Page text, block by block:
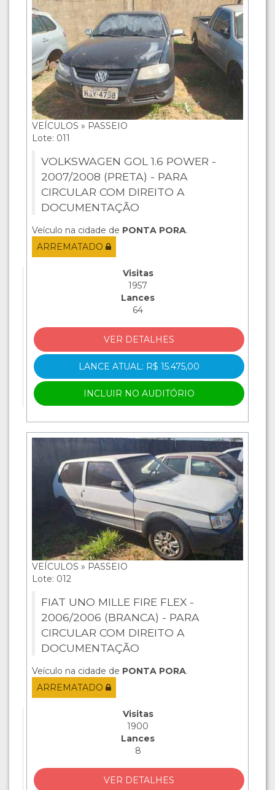
VEÍCULOS » PASSEIO
Lote: 011
VOLKSWAGEN GOL 1.6 POWER -
2007/2008 (PRETA) - PARA
CIRCULAR COM DIREITO A
DOCUMENTAÇÃO
Veículo na cidade de PONTA PORA.
ARREMATADO
Visitas
1957
Lances
64
VER DETALHES
LANCE ATUAL: R$ 15.475,00
INCLUIR NO AUDITÓRIO
VEÍCULOS » PASSEIO
Lote: 012
FIAT UNO MILLE FIRE FLEX -
2006/2006 (BRANCA) - PARA
CIRCULAR COM DIREITO A
DOCUMENTAÇÃO
Veículo na cidade de PONTA PORA.
ARREMATADO
Visitas
1900
Lances
8
VER DETALHES